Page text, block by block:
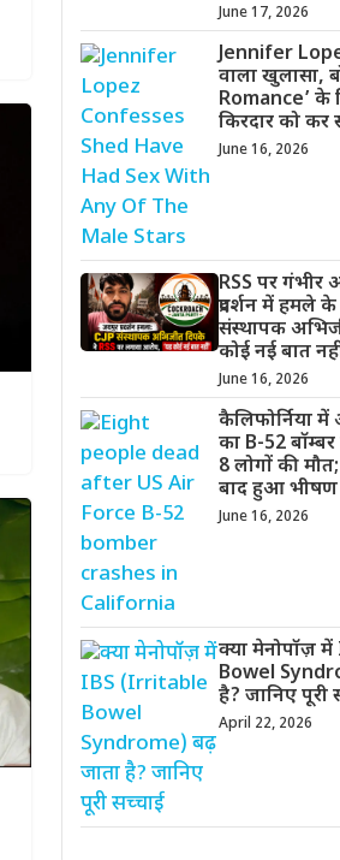
June 17, 2026
Jennifer
वाला खुलासा,
Romance’ के
किरदार को कर
June 16, 2026
RSS पर गंभीर
प्रदर्शन में हमले
संस्थापक
कोई नई बात
June 16, 2026
कैलिफोर्निया
का B-52
8 लोगों की
बाद हुआ भीषण
June 16, 2026
क्या मेनोपॉज़
Bowel
है? जानिए पूरी
April 22, 2026